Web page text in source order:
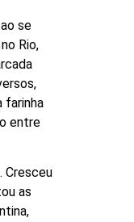
se
Rio,
farinha
entre
Cresceu
as